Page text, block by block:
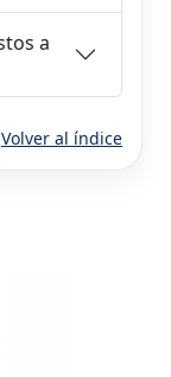
a
Volver al índice